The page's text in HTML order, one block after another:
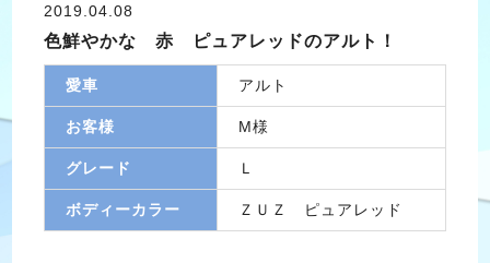
2019.04.08
色鮮やかな 赤 ピュアレッドのアルト！
愛車 アルト
お客様 M様
グレード Ｌ
ボディーカラー ＺＵＺ ピュアレッド